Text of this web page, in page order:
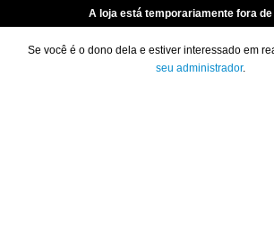
A loja está temporariamente fora
Se você é o dono dela e estiver interessado em
seu administrador.